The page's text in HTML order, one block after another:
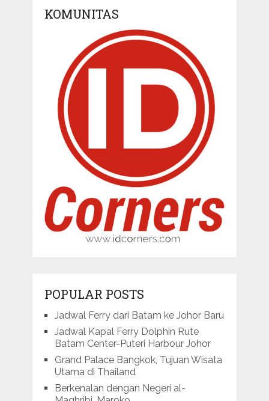
KOMUNITAS
POPULAR POSTS
Jadwal Ferry dari Batam ke Johor Baru
Jadwal Kapal Ferry Dolphin Rute
Batam Center-Puteri Harbour Johor
Grand Palace Bangkok, Tujuan Wisata
Utama di Thailand
Berkenalan dengan Negeri al-